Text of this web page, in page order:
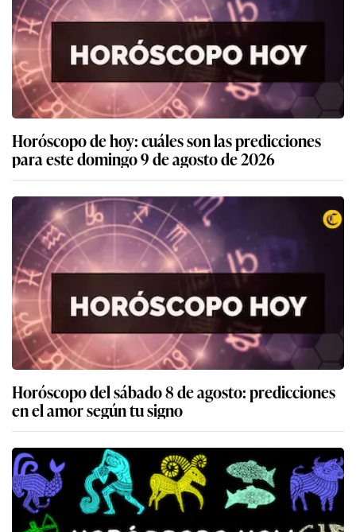
Horóscopo de hoy: cuáles son las predicciones
para este domingo 9 de agosto de 2026
Horóscopo del sábado 8 de agosto: predicciones
en el amor según tu signo